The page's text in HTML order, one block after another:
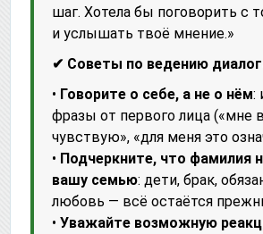
шаг. Хотела бы поговорить с
и услышать твоё мнение.»
✔ Советы по ведению
• Говорите о себе, а не о нём:
фразы от первого лица («мне
чувствую», «для меня это
• Подчеркните, что фамилия
вашу семью: дети, брак,
любовь — всё остаётся
• Уважайте возможную